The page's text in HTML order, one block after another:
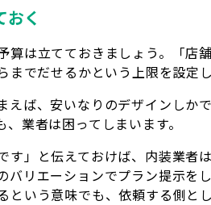
く
算は立てておきましょう。「
までだせるかという上限を設定
えば、安いなりのデザインしか
業者は困ってしまいます。
す」と伝えておけば、内装業者
バリエーションでプラン提示を
いう意味でも、依頼する側と